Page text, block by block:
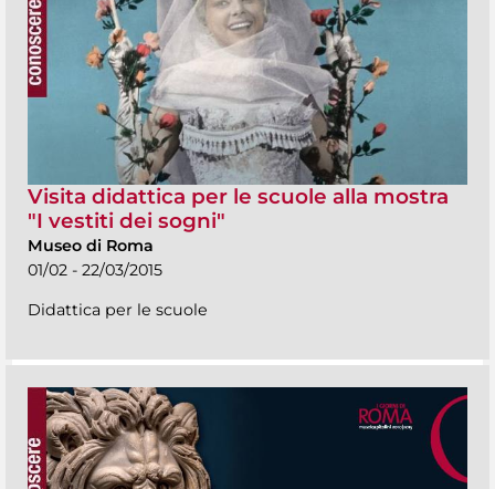
Visita didattica per le scuole alla mostra
"I vestiti dei sogni"
Museo di Roma
01/02 - 22/03/2015
Didattica per le scuole